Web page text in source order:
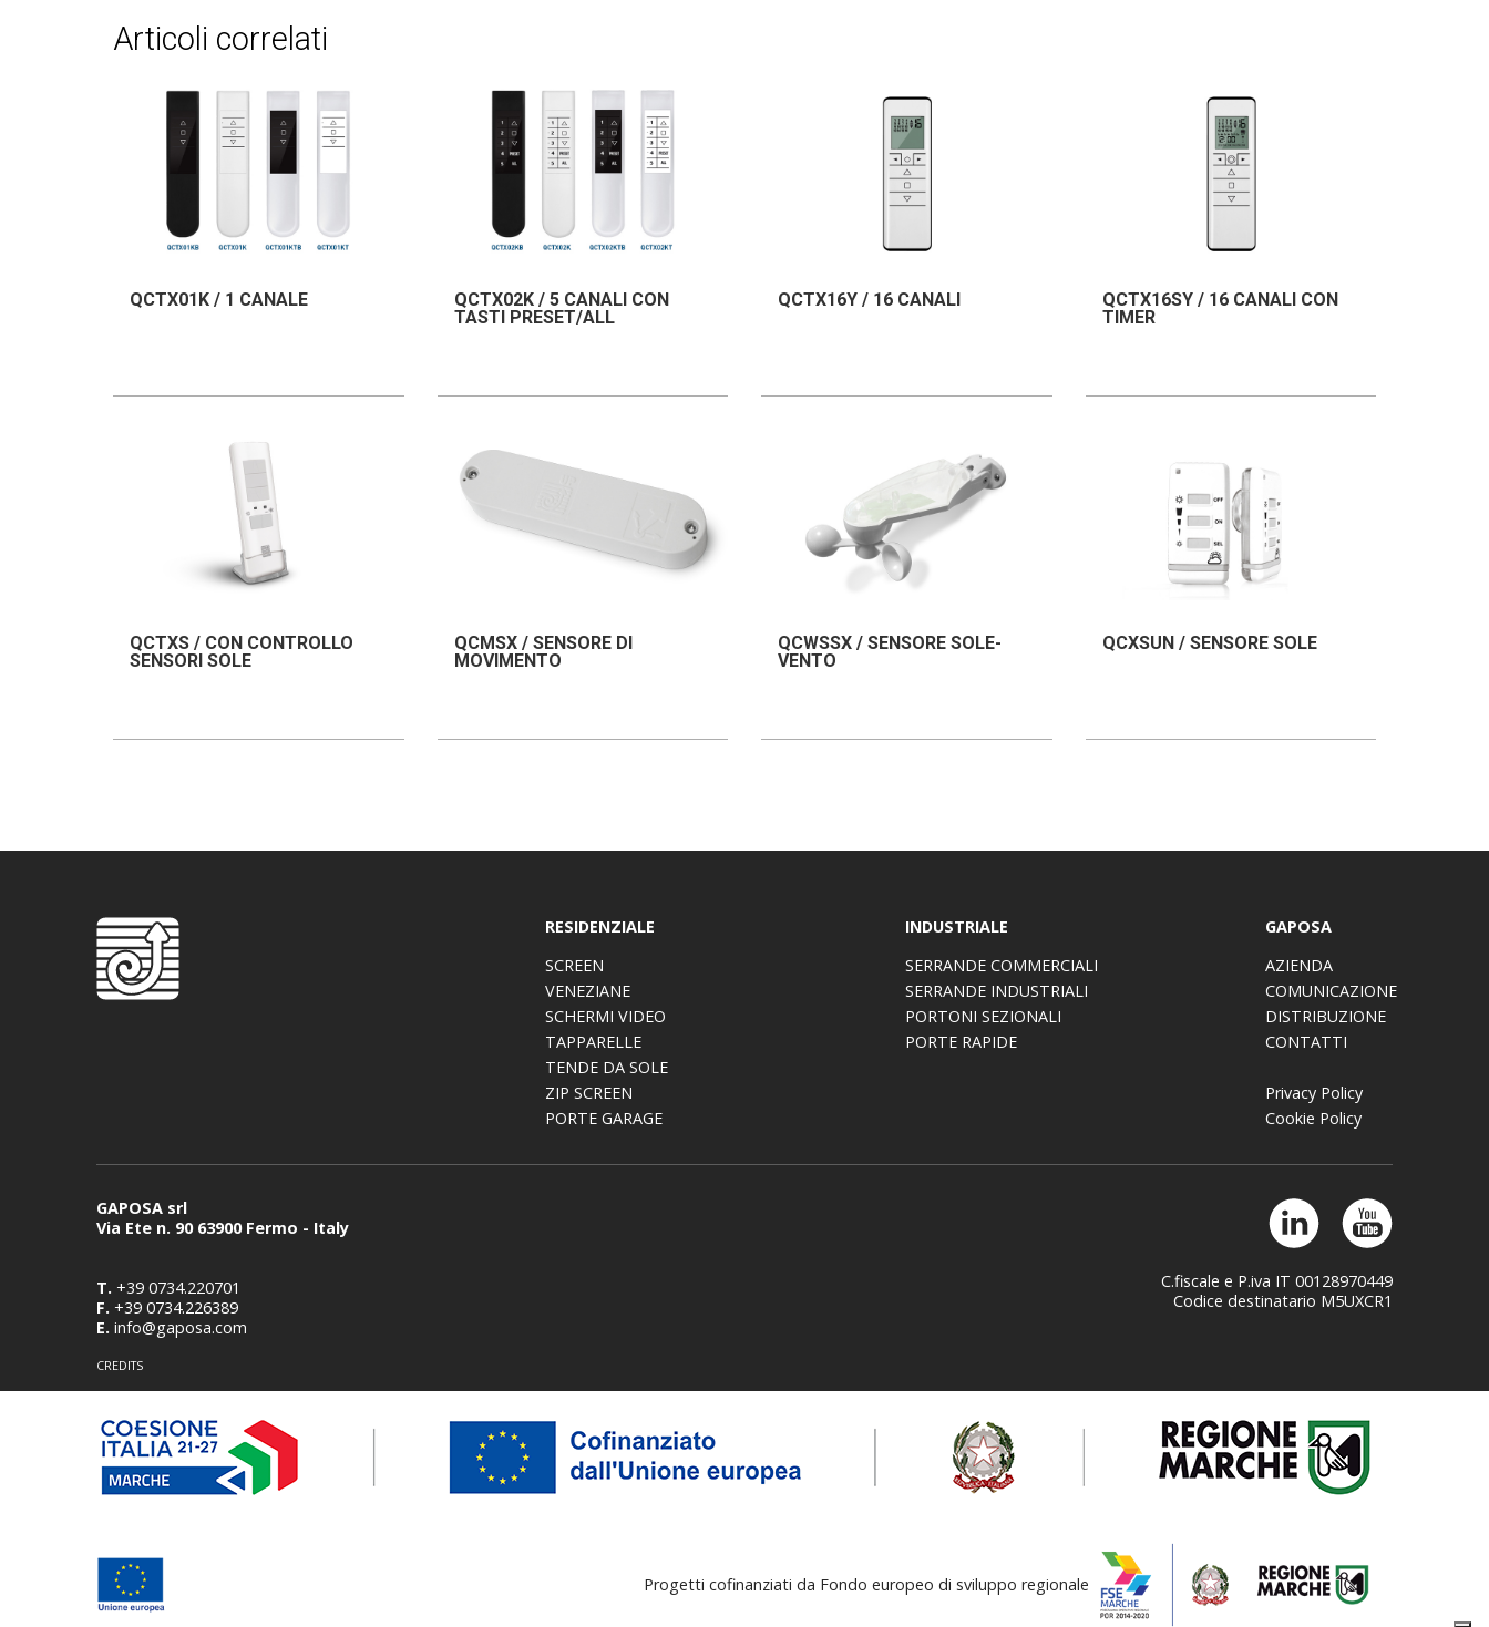
articoli correlati
QCTX01K / 1 CANALE
QCTX02K / 5 CANALI CON
TASTI PRESET/ALL
QCTX16Y / 16 CANALI
QCTX16SY / 16 CANALI CON
TIMER
QCTXS / CON CONTROLLO
SENSORI SOLE
QCMSX / SENSORE DI
MOVIMENTO
QCWSSX / SENSORE SOLE-
VENTO
QCXSUN / SENSORE SOLE
RESIDENZIALE
SCREEN
VENEZIANE
SCHERMI VIDEO
TAPPARELLE
TENDE DA SOLE
ZIP SCREEN
PORTE GARAGE
INDUSTRIALE
SERRANDE COMMERCIALI
SERRANDE INDUSTRIALI
PORTONI SEZIONALI
PORTE RAPIDE
GAPOSA
AZIENDA
COMUNICAZIONE
DISTRIBUZIONE
CONTATTI
Privacy Policy
Cookie Policy
GAPOSA srl
Via Ete n. 90 63900 Fermo - Italy
T. +39 0734.220701
F. +39 0734.226389
E. info@gaposa.com
CREDITS
C.fiscale e P.iva IT 00128970449
Codice destinatario M5UXCR1
Progetti cofinanziati da Fondo europeo di sviluppo regionale